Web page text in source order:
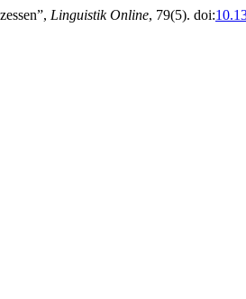
Linguistik Online, 79(5). doi: